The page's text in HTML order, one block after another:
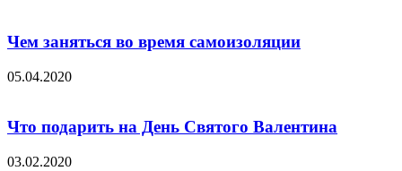
Чем заняться во время самоизоляции
05.04.2020
Что подарить на День Святого Валентина
03.02.2020